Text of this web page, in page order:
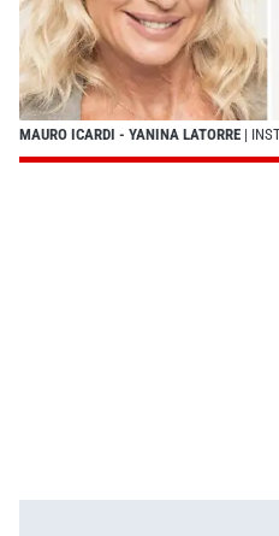
MAURO ICARDI - YANINA LATORRE |